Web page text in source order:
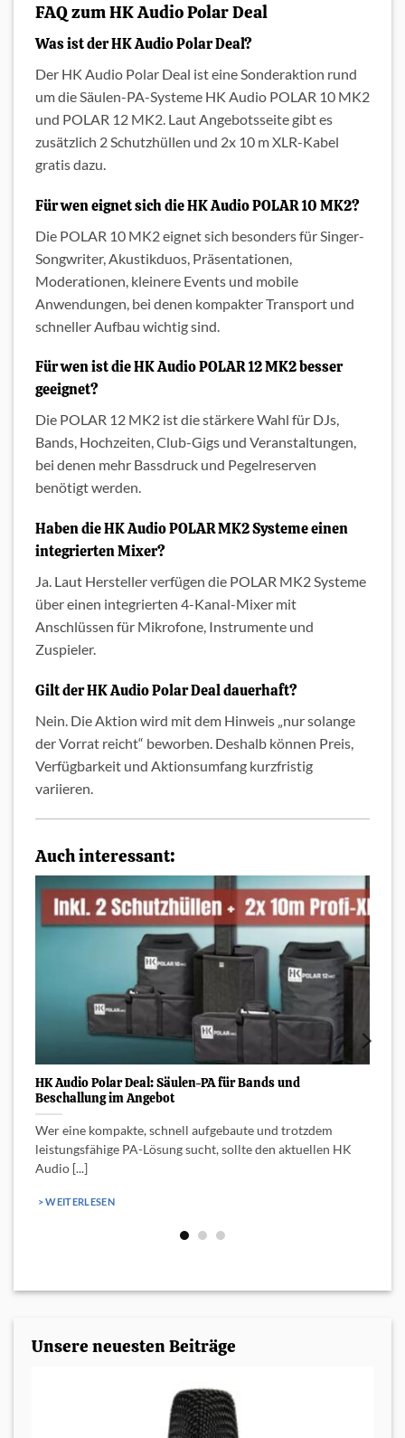
FAQ zum HK Audio Polar Deal
Was ist der HK Audio Polar Deal?
Der HK Audio Polar Deal ist eine Sonderaktion rund
um die Säulen-PA-Systeme HK Audio POLAR 10 MK2
und POLAR 12 MK2. Laut Angebotsseite gibt es
zusätzlich 2 Schutzhüllen und 2x 10 m XLR-Kabel
gratis dazu.
Für wen eignet sich die HK Audio POLAR 10 MK2?
Die POLAR 10 MK2 eignet sich besonders für Singer-
Songwriter, Akustikduos, Präsentationen,
Moderationen, kleinere Events und mobile
Anwendungen, bei denen kompakter Transport und
schneller Aufbau wichtig sind.
Für wen ist die HK Audio POLAR 12 MK2 besser
geeignet?
Die POLAR 12 MK2 ist die stärkere Wahl für DJs,
Bands, Hochzeiten, Club-Gigs und Veranstaltungen,
bei denen mehr Bassdruck und Pegelreserven
benötigt werden.
Haben die HK Audio POLAR MK2 Systeme einen
integrierten Mixer?
Ja. Laut Hersteller verfügen die POLAR MK2 Systeme
über einen integrierten 4-Kanal-Mixer mit
Anschlüssen für Mikrofone, Instrumente und
Zuspieler.
Gilt der HK Audio Polar Deal dauerhaft?
Nein. Die Aktion wird mit dem Hinweis „nur solange
der Vorrat reicht“ beworben. Deshalb können Preis,
Verfügbarkeit und Aktionsumfang kurzfristig
variieren.
Auch interessant:
HK Audio Polar Deal: Säulen-PA für Bands und
Beschallung im Angebot
Wer eine kompakte, schnell aufgebaute und trotzdem
leistungsfähige PA-Lösung sucht, sollte den aktuellen HK
Audio [...]
> WEITERLESEN
Unsere neuesten Beiträge